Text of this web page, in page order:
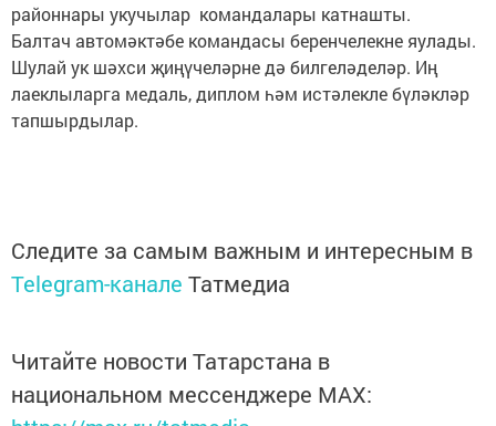
районнары укучылар командалары катнашты.
Балтач автомәктәбе командасы беренчелекне яулады.
Шулай ук шәхси җиңүчеләрне дә билгеләделәр. Иң
лаеклыларга медаль, диплом һәм истәлекле бүләкләр
тапшырдылар.
Следите за самым важным и интересным в
Telegram-канале Татмедиа
Читайте новости Татарстана в
национальном мессенджере MАХ: